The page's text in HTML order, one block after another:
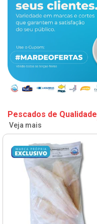
Pescados de Qualidade
Veja mais